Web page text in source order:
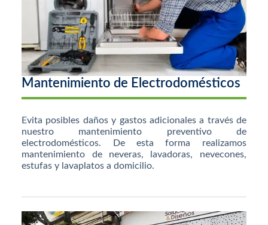
Mantenimiento de Electrodomésticos
Evita posibles daños y gastos adicionales a través de
nuestro mantenimiento preventivo de
electrodomésticos. De esta forma realizamos
mantenimiento de neveras, lavadoras, nevecones,
estufas y lavaplatos a domicilio.